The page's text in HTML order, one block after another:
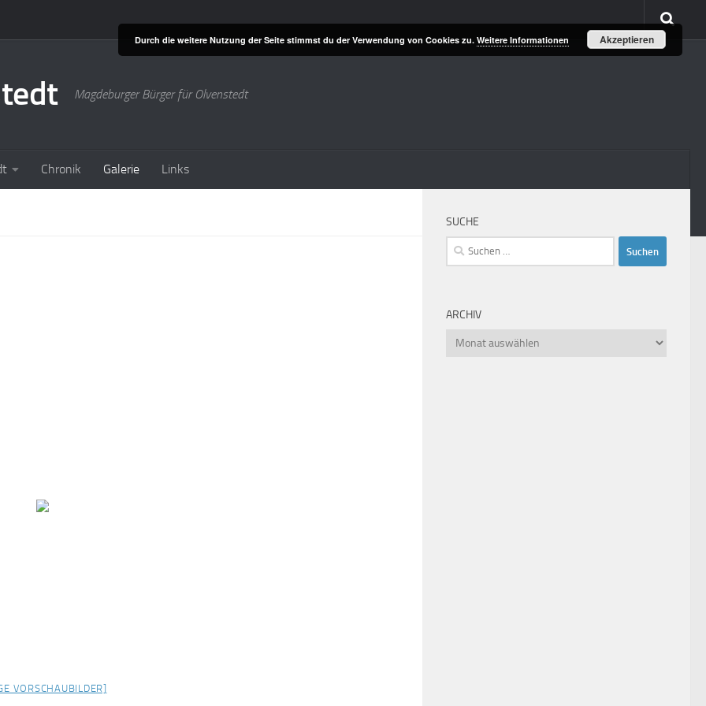
Magdeburger Bürger für Olvenstedt
Chronik Galerie Links
VORSCHAUBILDER]
SUCHE
Suchen
nach:
ARCHIV
Archiv
Durch die weitere Nutzung der Seite stimmst du der Verwendung von Cookies zu. Weitere Informationen Akzeptieren